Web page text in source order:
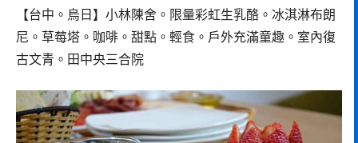
【台中。烏日】小林陳舍。限量彩虹生乳酪。冰淇淋布朗
尼。草莓塔。咖啡。甜點。輕食。戶外充滿童趣。室內復
古文青。田中央三合院